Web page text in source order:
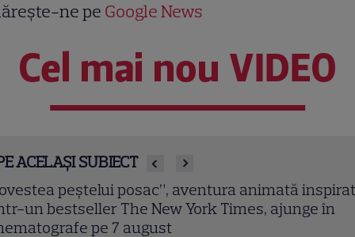
ne pe Google News
Cel mai nou VIDEO
ACELAȘI SUBIECT
Ergenç s-a lansat în afaceri la Londra: Actorul
Magnificul” a deschis o rețea de plăcintării